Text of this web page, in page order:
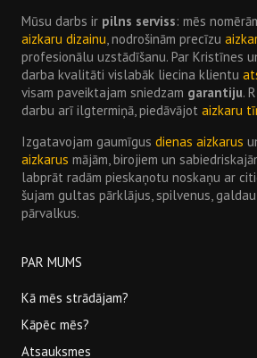
Mūsu darbs ir pilns serviss: mēs
aizkaru dizainu, nodrošinām precīzu
profesionālu uzstādīšanu. Par Kristīnes
darba kvalitāti vislabāk liecina klientu
visam paveiktajam sniedzam garantiju.
darbu arī ilgtermiņā, piedāvājotaizkaru
Izgatavojam gaumīgusdienas aizkarus
aizkarus mājām, birojiem un
labprāt radām pieskaņotu noskaņu ar
šujam gultas pārklājus, spilvenus,
pārvalkus.
PAR MUMS
Kā mēs strādājam?
Kāpēc mēs?
Atsauksmes